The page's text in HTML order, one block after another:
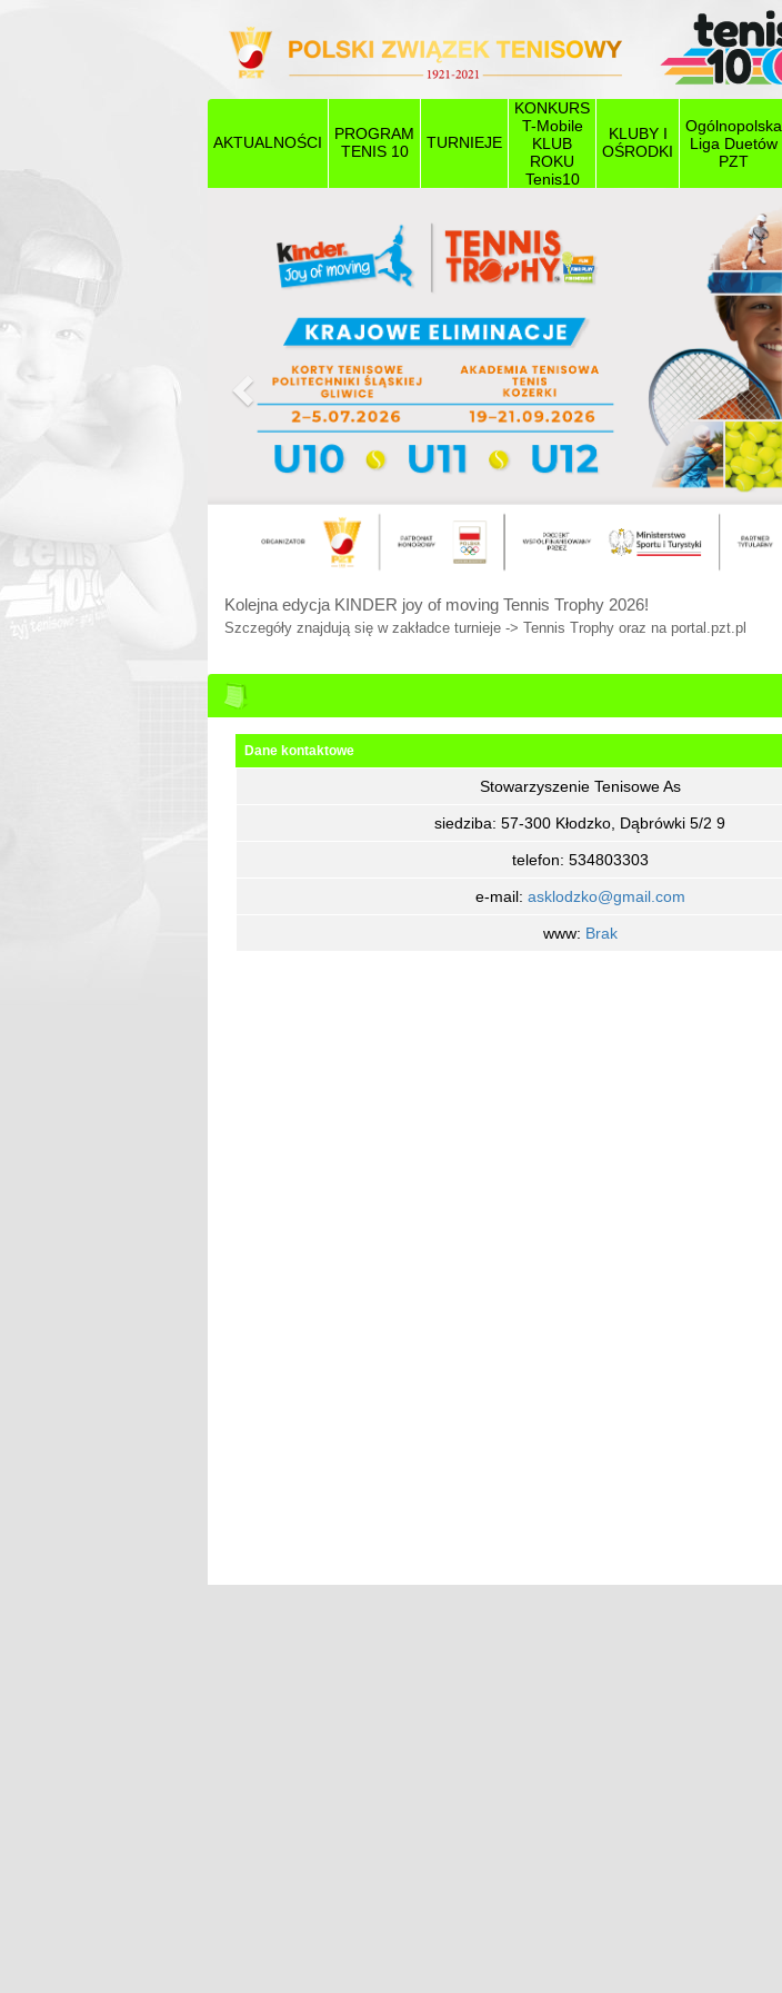
AKTUALNOŚCI
PROGRAM
TENIS 10
TURNIEJE
KONKURS
T-Mobile
KLUB
ROKU
Tenis10
KLUBY I
OŚRODKI
Ogólnopolska
Liga Duetów
PZT
Poprzedni
Kolejna edycja KINDER joy of moving Tennis Trophy 2026!
Szczegóły znajdują się w zakładce turnieje -> Tennis Trophy oraz na portal.pzt.pl
Dane kontaktowe
Stowarzyszenie Tenisowe As
siedziba: 57-300 Kłodzko, Dąbrówki 5/2 9
telefon: 534803303
e-mail: asklodzko@gmail.com
www: Brak